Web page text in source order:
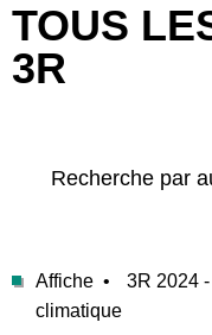
TOUS
3R
Recherche par
Affiche •
3R 2024
climatique